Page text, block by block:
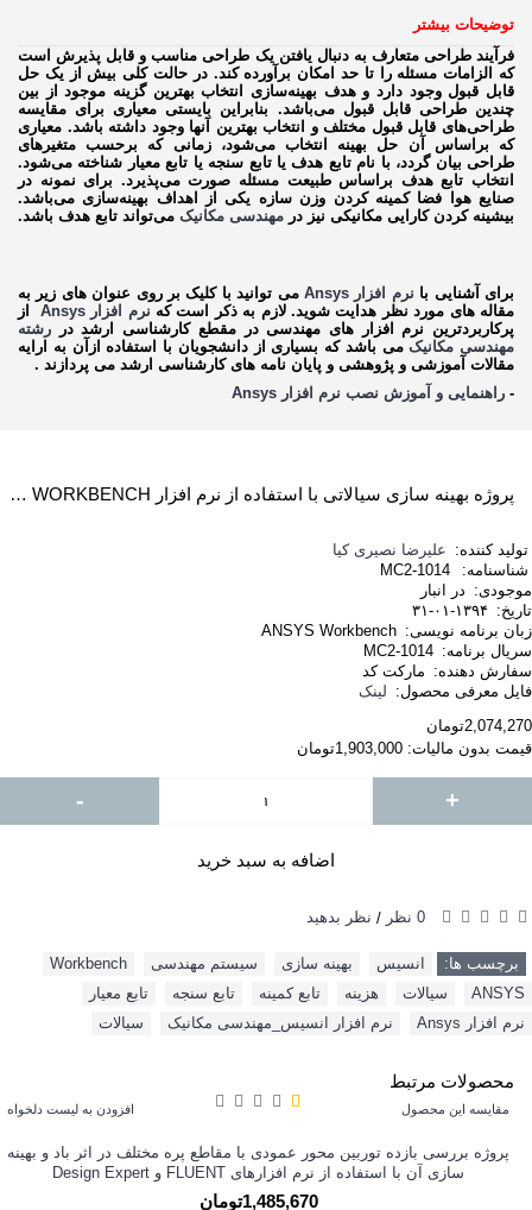
توضیحات بیشتر
فرآیند طراحی متعارف به دنبال یافتن یک طراحی مناسب و قابل پذیرش است
که الزامات مسئله را تا حد امکان برآورده کند. در حالت کلی بیش از یک حل
قابل قبول وجود دارد و هدف بهینه‌سازی انتخاب بهترین گزینه موجود از بین
چندین طراحی قابل قبول می‌باشد. بنابراین بایستی معیاری برای مقایسه
طراحی‌های قابل قبول مختلف و انتخاب بهترین آنها وجود داشته باشد. معیاری
که براساس آن حل بهینه انتخاب می‌شود،‌ زمانی که برحسب متغیرهای
طراحی بیان گردد، با نام تابع هدف یا تابع سنجه یا تابع معیار شناخته می‌شود.
انتخاب تابع هدف براساس طبیعت مسئله صورت می‌پذیرد. برای نمونه در
صنایع هوا فضا کمینه کردن وزن ‌سازه یکی از اهداف بهینه‌سازی می‌باشد.
بیشینه کردن کارایی مکانیکی نیز در مهندسی مکانیک می‌تواند تابع هدف باشد.
برای آشنایی با نرم افزار Ansys
می توانید با کلیک بر روی عنوان های زیر به
مقاله های مورد نظر هدایت شوید. لازم به ذکر است که نرم افزار Ansys
از
پرکاربردترین نرم افزار های مهندسی در مقطع کارشناسی ارشد در رشته
مهندسی مکانیکمی باشد که بسیاری از دانشجویان با استفاده ازآن به ارایه
مقالات آموزشی و پژوهشی و پایان نامه های کارشناسی ارشد می پردازند .
- راهنمایی و آموزش نصب نرم افزار Ansys
پروژه بهینه سازی سیالاتی با استفاده از نرم افزار ANSYS WORKBENCH
تولید کننده: علیرضا نصیری کیا
شناسنامه:
MC2-1014
موجودی: در انبار
تاریخ: ۱۳۹۴-۰۱-۳۱
زبان برنامه نویسی: ANSYS Workbench
سریال برنامه: MC2-1014
سفارش دهنده: مارکت کد
فایل معرفی محصول: لینک
2,074,270تومان
قیمت بدون مالیات: 1,903,000تومان
- +
اضافه به سبد خرید
0 نظر / نظر بدهید
برچسب ها: انسیس بهینه سازی سیستم مهندسی Workbench
ANSYS
سیالات هزینه تابع کمینه تابع سنجه تابع معیار
نرم افزار Ansys
نرم افزار انسیس_مهندسی مکانیک سیالات
محصولات مرتبط
افزودن به لیست دلخواه مقایسه این محصول
پروژه بررسی بازده توربین محور عمودی با مقاطع پره مختلف در اثر باد و بهینه
سازی آن با استفاده از نرم افزارهای FLUENT و Design Expert
1,485,670تومان